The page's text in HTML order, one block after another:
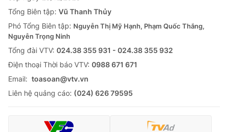
Tổng Biên tập: Vũ Thanh Thủy
Phó Tổng Biên tập: Nguyễn Thị Mỹ Hạnh, Phạm Quốc Thắng,
Nguyễn Trọng Ninh
Tổng đài VTV: 024.38 355 931 - 024.38 355 932
Ðiện thoại Thời báo VTV: 0988 671 671
Email: toasoan@vtv.vn
Liên hệ quảng cáo: (024) 626 79595